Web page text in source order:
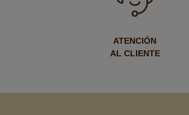
ATENCIÓN
AL CLIENTE